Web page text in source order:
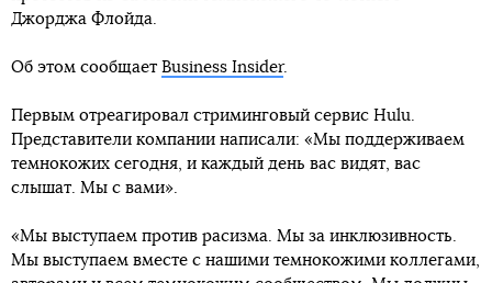
Джорджа Флойда.
Об этом сообщает Business Insider.
Первым отреагировал стриминговый сервис Hulu.
Представители компании написали: «Мы поддерживаем
темнокожих сегодня, и каждый день вас видят, вас
слышат. Мы с вами».
«Мы выступаем против расизма. Мы за инклюзивность.
Мы выступаем вместе с нашими темнокожими коллегами,